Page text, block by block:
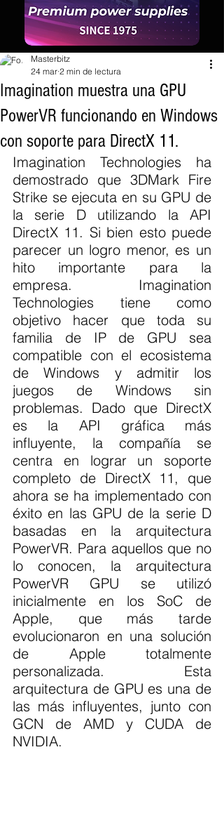
Imagination muestra una GPU
PowerVR funcionando en Windows
con soporte para DirectX 11.
Masterbitz
24 mar 2 min de lectura
Imagination Technologies ha
demostrado que 3DMark Fire
Strike se ejecuta en su GPU de
la serie D utilizando la API
DirectX 11. Si bien esto puede
parecer un logro menor, es un
hito importante para la
empresa. Imagination
Technologies tiene como
objetivo hacer que toda su
familia de IP de GPU sea
compatible con el ecosistema
de Windows y admitir los
juegos de Windows sin
problemas. Dado que DirectX
es la API gráfica más
influyente, la compañía se
centra en lograr un soporte
completo de DirectX 11, que
ahora se ha implementado con
éxito en las GPU de la serie D
basadas en la arquitectura
PowerVR. Para aquellos que no
lo conocen, la arquitectura
PowerVR GPU se utilizó
inicialmente en los SoC de
Apple, que más tarde
evolucionaron en una solución
de Apple totalmente
personalizada. Esta
arquitectura de GPU es una de
las más influyentes, junto con
GCN de AMD y CUDA de
NVIDIA.